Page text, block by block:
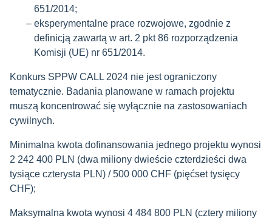
651/2014;
eksperymentalne prace rozwojowe, zgodnie z
definicją zawartą w art. 2 pkt 86 rozporządzenia
Komisji (UE) nr 651/2014.
Konkurs SPPW CALL 2024 nie jest ograniczony
tematycznie. Badania planowane w ramach projektu
muszą koncentrować się wyłącznie na zastosowaniach
cywilnych.
Minimalna kwota dofinansowania jednego projektu wynosi
2 242 400 PLN (dwa miliony dwieście czterdzieści dwa
tysiące czterysta PLN) / 500 000 CHF (pięćset tysięcy
CHF);
Maksymalna kwota wynosi 4 484 800 PLN (cztery miliony